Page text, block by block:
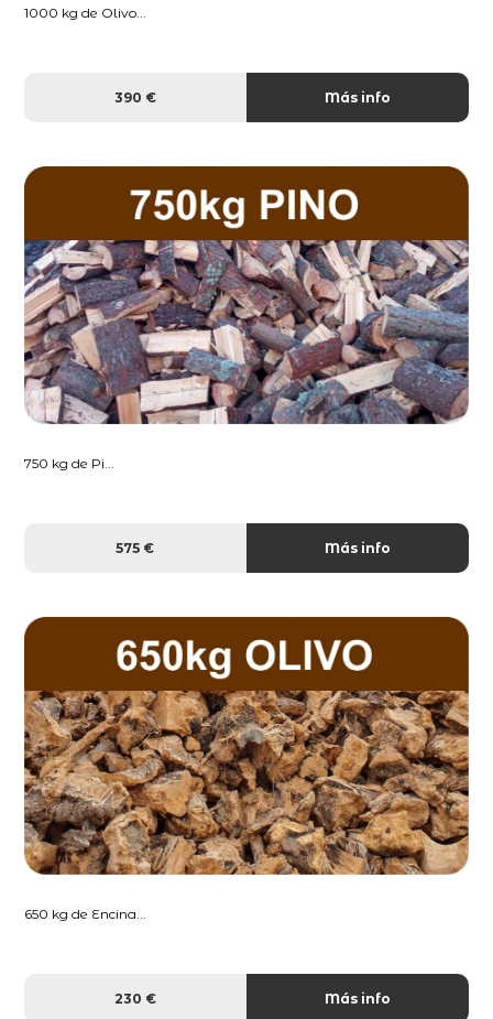
1000 kg de Olivo...
390 € Más info
750 kg de Pi...
575 € Más info
650 kg de Encina...
230 € Más info